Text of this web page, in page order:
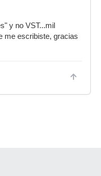
y no VST...mil
me escribiste, gracias